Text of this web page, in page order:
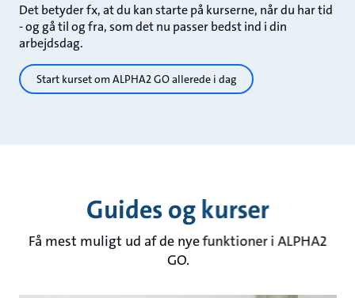
Det betyder fx, at du kan starte på kurserne, når du har tid
- og gå til og fra, som det nu passer bedst ind i din
arbejdsdag.
Start kurset om ALPHA2 GO allerede i dag
Guides og kurser
Få mest muligt ud af de nye funktioner i ALPHA2
GO.